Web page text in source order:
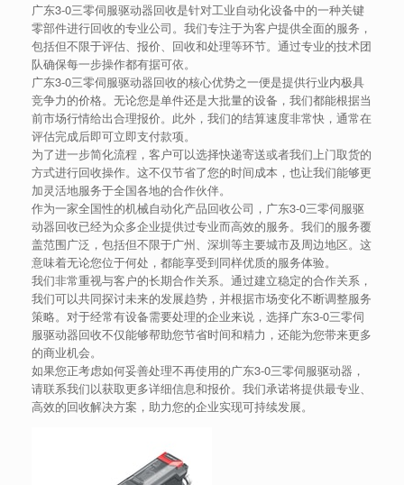
广东3-0三零伺服驱动器回收是针对工业自动化设备中的一种关键
零部件进行回收的专业公司。我们专注于为客户提供全面的服务，
包括但不限于评估、报价、回收和处理等环节。通过专业的技术团
队确保每一步操作都有据可依。
广东3-0三零伺服驱动器回收的核心优势之一便是提供行业内极具
竞争力的价格。无论您是单件还是大批量的设备，我们都能根据当
前市场行情给出合理报价。此外，我们的结算速度非常快，通常在
评估完成后即可立即支付款项。
为了进一步简化流程，客户可以选择快递寄送或者我们上门取货的
方式进行回收操作。这不仅节省了您的时间成本，也让我们能够更
加灵活地服务于全国各地的合作伙伴。
作为一家全国性的机械自动化产品回收公司，广东3-0三零伺服驱
动器回收已经为众多企业提供过专业而高效的服务。我们的服务覆
盖范围广泛，包括但不限于广州、深圳等主要城市及周边地区。这
意味着无论您位于何处，都能享受到同样优质的服务体验。
我们非常重视与客户的长期合作关系。通过建立稳定的合作关系，
我们可以共同探讨未来的发展趋势，并根据市场变化不断调整服务
策略。对于经常有设备需要处理的企业来说，选择广东3-0三零伺
服驱动器回收不仅能够帮助您节省时间和精力，还能为您带来更多
的商业机会。
如果您正考虑如何妥善处理不再使用的广东3-0三零伺服驱动器，
请联系我们以获取更多详细信息和报价。我们承诺将提供最专业、
高效的回收解决方案，助力您的企业实现可持续发展。